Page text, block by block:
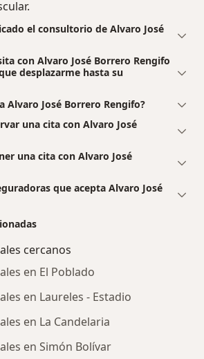
el consultorio de Alvaro José
con Alvaro José Borrero Rengifo
desplazarme hasta su
Alvaro José Borrero Rengifo?
una cita con Alvaro José
una cita con Alvaro José
que acepta Alvaro José
cercanos
en El Poblado
en Laureles - Estadio
en La Candelaria
en Simón Bolívar